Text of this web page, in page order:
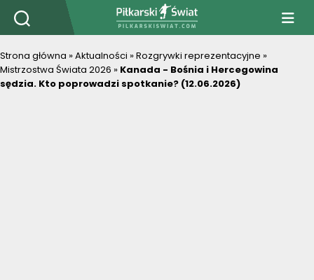
PiłkarskiSwiat.com
Strona główna »Aktualności »Rozgrywki reprezentacyjne »
Mistrzostwa Świata 2026 » Kanada - Bośnia i Hercegowina
sędzia. Kto poprowadzi spotkanie? (12.06.2026)